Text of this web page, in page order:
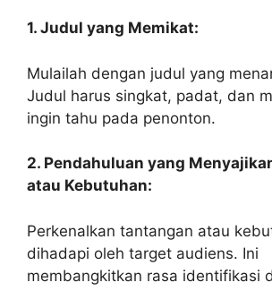
1. Judul yang Memikat:
Mulailah dengan judul yang
Judul harus singkat, padat, dan
ingin tahu pada penonton.
2. Pendahuluan yang
atau Kebutuhan:
Perkenalkan tantangan atau
dihadapi oleh target audiens. Ini
membangkitkan rasa identifikasi